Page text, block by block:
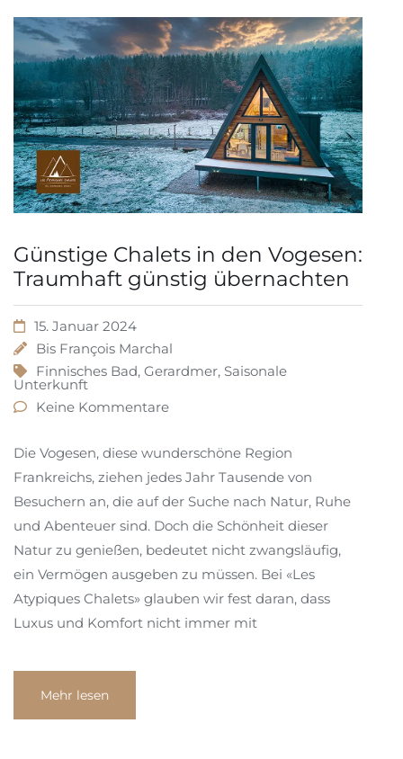
Günstige Chalets in den Vogesen:
Traumhaft günstig übernachten
15. Januar 2024
Bis François Marchal
Finnisches Bad, Gerardmer, Saisonale
Unterkunft
Keine Kommentare
Die Vogesen, diese wunderschöne Region
Frankreichs, ziehen jedes Jahr Tausende von
Besuchern an, die auf der Suche nach Natur, Ruhe
und Abenteuer sind. Doch die Schönheit dieser
Natur zu genießen, bedeutet nicht zwangsläufig,
ein Vermögen ausgeben zu müssen. Bei «Les
Atypiques Chalets» glauben wir fest daran, dass
Luxus und Komfort nicht immer mit
Mehr lesen